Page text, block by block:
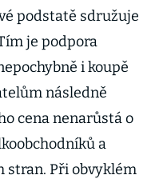
podstatě sdružuje
je podpora
i koupě
následně
cena nenarůstá o
a
stran. Při obvyklém